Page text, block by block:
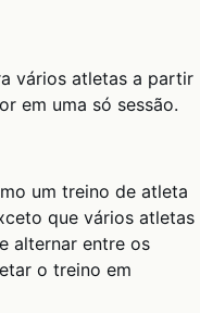
vários atletas a partir
em uma só sessão.
um treino de atleta
que vários atletas
alternar entre os
o treino em